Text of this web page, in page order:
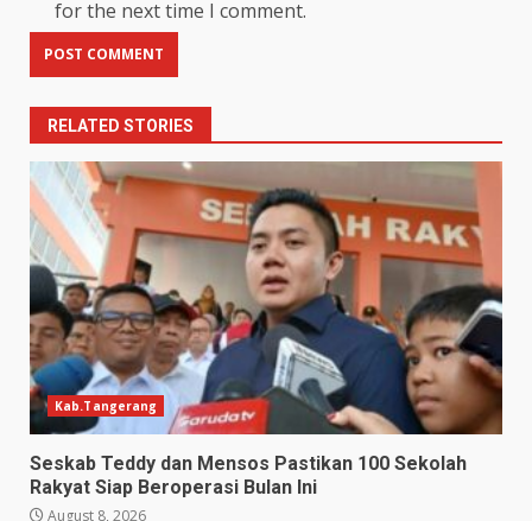
for the next time I comment.
RELATED STORIES
Kab.Tangerang
Seskab Teddy dan Mensos Pastikan 100 Sekolah
Rakyat Siap Beroperasi Bulan Ini
August 8, 2026